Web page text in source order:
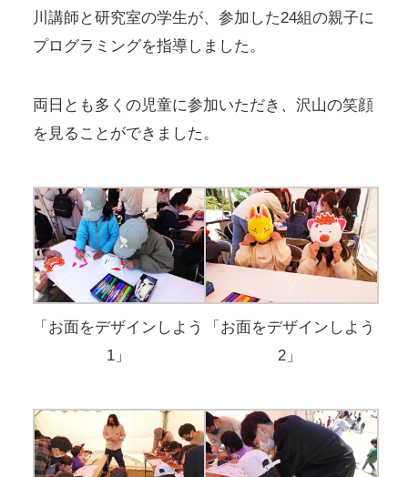
川講師と研究室の学生が、参加した24組の親子に
プログラミングを指導しました。
両日とも多くの児童に参加いただき、沢山の笑顔
を見ることができました。
「お面をデザインしよう
1」
「お面をデザインしよう
2」